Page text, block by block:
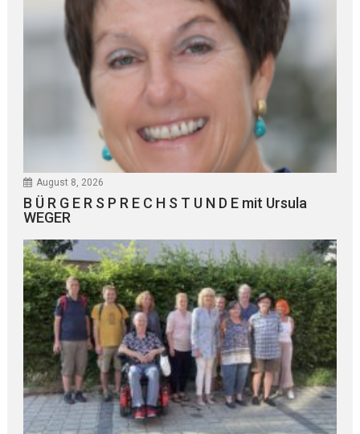
August 8, 2026
B Ü R G E R S P R E C H S T U N D E mit Ursula
WEGER